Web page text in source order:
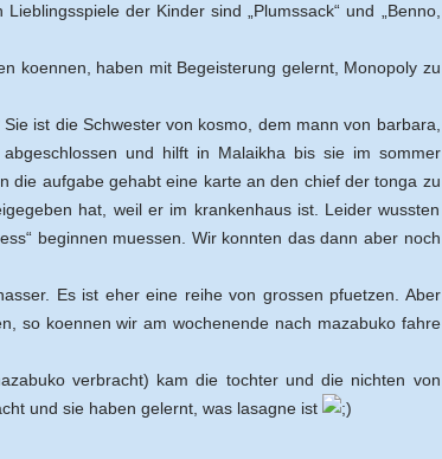
der Kinder sind „Plumssack“ und „Benno,
koennen, haben mit Begeisterung gelernt, Monopoly zu
ist die Schwester von kosmo, dem mann von barbara,
und hilft in Malaikha bis sie im sommer
die aufgabe gehabt eine karte an den chief der tonga zu
hat, weil er im krankenhaus ist. Leider wussten
beginnen muessen. Wir konnten das dann aber noch
Es ist eher eine reihe von grossen pfuetzen. Aber
so koennen wir am wochenende nach mazabuko fahre
verbracht) kam die tochter und die nichten von
und sie haben gelernt, was lasagne ist